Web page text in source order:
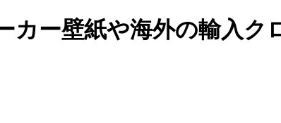
カー壁紙や海外の輸入ク